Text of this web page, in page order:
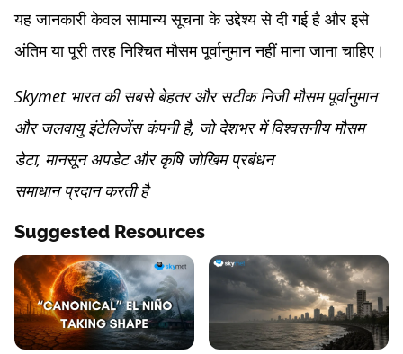
यह जानकारी केवल सामान्य सूचना के उद्देश्य से दी गई है और इसे
अंतिम या पूरी तरह निश्चित मौसम पूर्वानुमान नहीं माना जाना चाहिए।
Skymet भारत की सबसे बेहतर और सटीक निजी मौसम पूर्वानुमान
और जलवायु इंटेलिजेंस कंपनी है, जो देशभर में विश्वसनीय मौसम
डेटा, मानसून अपडेट और कृषि जोखिम प्रबंधन
समाधान प्रदान करती है
Suggested Resources